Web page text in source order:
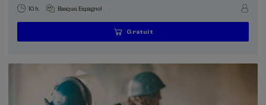
10 h. Basque Espagnol .
...
Gratuit
Dernières
places
Gratuit
Date
passée
Liste
d'attente
Période
d'inscription